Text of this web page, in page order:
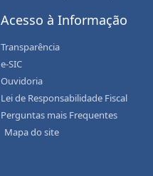
Acesso à Informação
Transparência
e-SIC
Ouvidoria
Lei de Responsabilidade Fiscal
Perguntas mais Frequentes
Mapa do site